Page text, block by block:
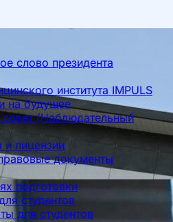
слово президента
института IMPULS
на будущее
(Наблюдательный
и лицензии
документы
подготовки
студентов
для студентов